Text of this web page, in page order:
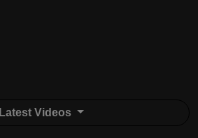
Latest Videos